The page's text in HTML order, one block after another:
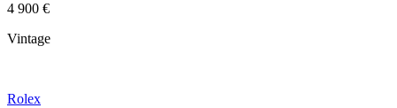
4 900 €
Vintage
Rolex